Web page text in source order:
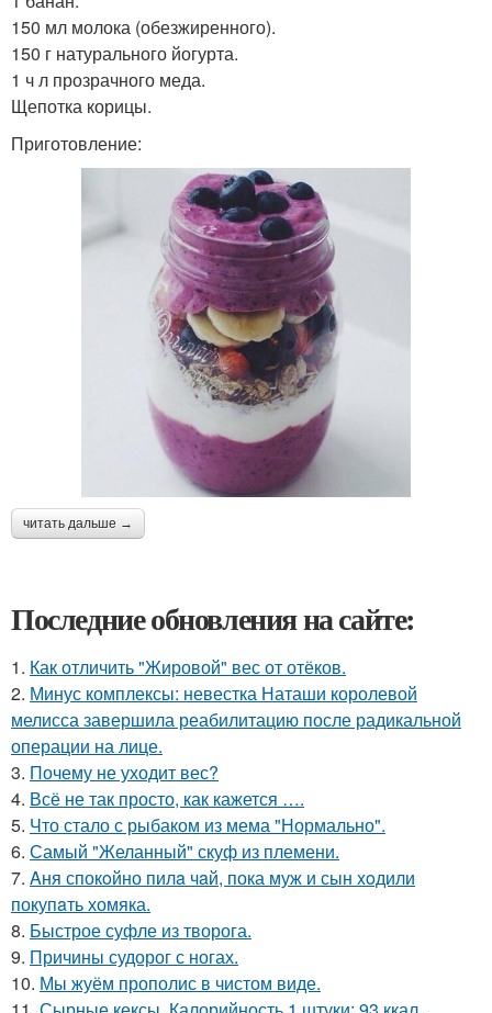
150 мл молока (обезжиренного).
150 г натурального йогурта.
1 ч л прозрачного меда.
Щепотка корицы.
Приготовление:
читать дальше →
Последние обновления на сайте:
1. Как отличить "Жировой" вес от отёков.
2. Минус комплексы: невестка Наташи королевой
мелисса завершила реабилитацию после радикальной
операции на лице.
3. Почему не уходит вес?
4. Всё не так просто, как кажется ….
5. Что стало с рыбаком из мема "Нормально".
6. Самый "Желанный" скуф из племени.
7. Aня спокoйно пилa чaй, пока муж и сын xoдили
покупaть хомяка.
8. Быстрое суфле из творога.
9. Причины судорог с ногах.
10. Мы жуём прополис в чистом виде.